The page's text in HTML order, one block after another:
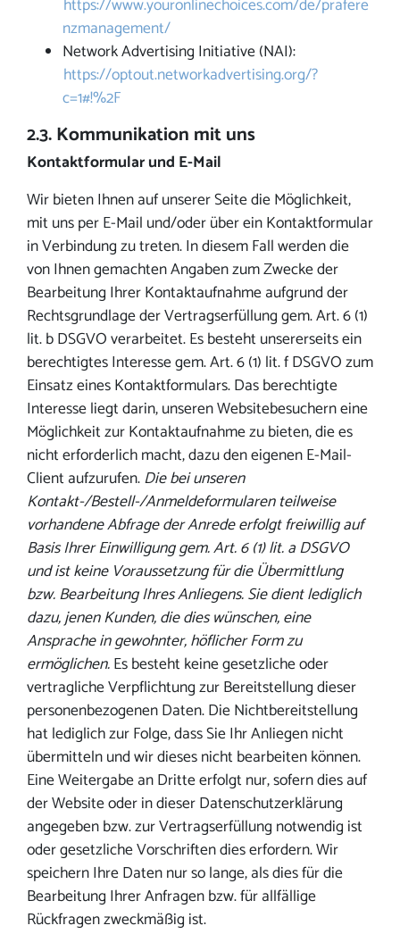
https://www.youronlinechoices.com/de/prafere
nzmanagement/
Network Advertising Initiative (NAI):
https://optout.networkadvertising.org/?
c=1#!%2F
2.3. Kommunikation mit uns
Kontaktformular und E-Mail
Wir bieten Ihnen auf unserer Seite die Möglichkeit,
mit uns per E-Mail und/oder über ein Kontaktformular
in Verbindung zu treten. In diesem Fall werden die
von Ihnen gemachten Angaben zum Zwecke der
Bearbeitung Ihrer Kontaktaufnahme aufgrund der
Rechtsgrundlage der Vertragserfüllung gem. Art. 6 (1)
lit. b DSGVO verarbeitet. Es besteht unsererseits ein
berechtigtes Interesse gem. Art. 6 (1) lit. f DSGVO zum
Einsatz eines Kontaktformulars. Das berechtigte
Interesse liegt darin, unseren Websitebesuchern eine
Möglichkeit zur Kontaktaufnahme zu bieten, die es
nicht erforderlich macht, dazu den eigenen E-Mail-
Client aufzurufen.Die bei unseren
Kontakt-/Bestell-/Anmeldeformularen teilweise
vorhandene Abfrage der Anrede erfolgt freiwillig auf
Basis Ihrer Einwilligung gem. Art. 6 (1) lit. a DSGVO
und ist keine Voraussetzung für die Übermittlung
bzw. Bearbeitung Ihres Anliegens. Sie dient lediglich
dazu, jenen Kunden, die dies wünschen, eine
Ansprache in gewohnter, höflicher Form zu
ermöglichen.Es besteht keine gesetzliche oder
vertragliche Verpflichtung zur Bereitstellung dieser
personenbezogenen Daten. Die Nichtbereitstellung
hat lediglich zur Folge, dass Sie Ihr Anliegen nicht
übermitteln und wir dieses nicht bearbeiten können.
Eine Weitergabe an Dritte erfolgt nur, sofern dies auf
der Website oder in dieser Datenschutzerklärung
angegeben bzw. zur Vertragserfüllung notwendig ist
oder gesetzliche Vorschriften dies erfordern. Wir
speichern Ihre Daten nur so lange, als dies für die
Bearbeitung Ihrer Anfragen bzw. für allfällige
Rückfragen zweckmäßig ist.